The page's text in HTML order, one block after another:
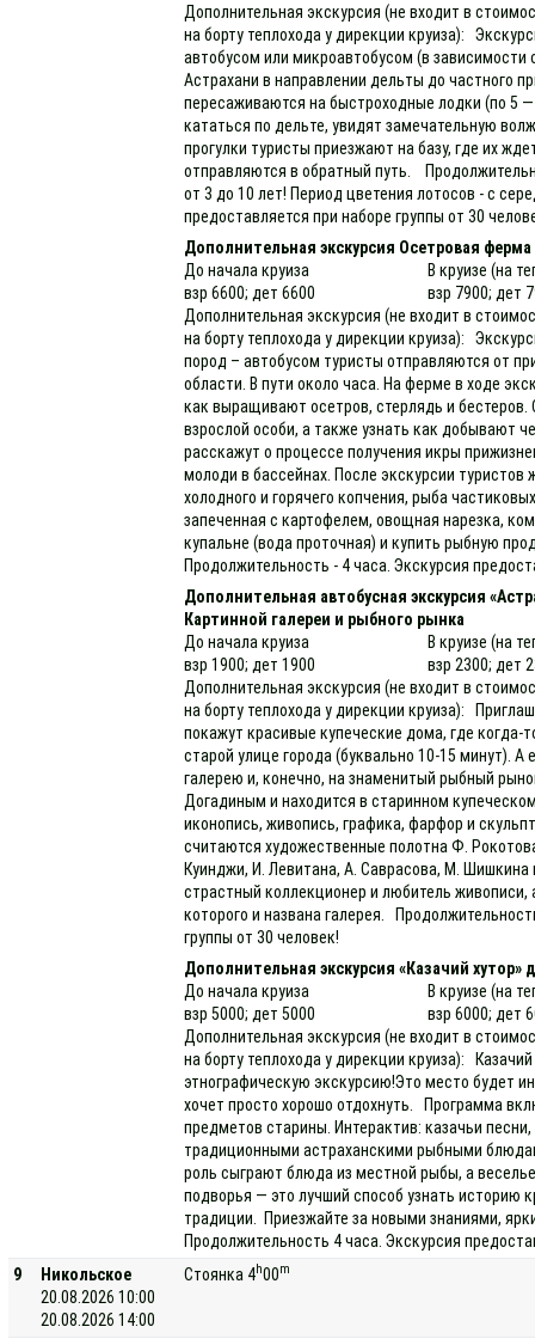
Дополнительная экскурсия (не входит в
на борту теплохода у дирекции круиза):
автобусом или микроавтобусом (в зависимости
Астрахани в направлении дельты до частного
пересаживаются на быстроходные лодки (по 5
кататься по дельте, увидят замечательную
прогулки туристы приезжают на базу, где их
отправляются в обратный путь.
от 3 до 10 лет! Период цветения лотосов - с
предоставляется при наборе группы от 30
Дополнительная экскурсия Осетровая ферма
До начала круиза
взр 6600; дет 6600
В круизе (на
взр 7900; дет
Дополнительная экскурсия (не входит в
на борту теплохода у дирекции круиза):
пород – автобусом туристы отправляются от
области. В пути около часа. На ферме в ходе
как выращивают осетров, стерлядь и
взрослой особи, а также узнать как добывают
расскажут о процессе получения икры
молоди в бассейнах. После экскурсии
холодного и горячего копчения, рыба
запеченная с картофелем, овощная нарезка,
купальне (вода проточная) и купить рыбную
Продолжительность - 4 часа. Экскурсия
Дополнительная автобусная экскурсия
Картинной галереи и рыбного рынка
До начала круиза
взр 1900; дет 1900
В круизе (на
взр 2300; дет
Дополнительная экскурсия (не входит в
на борту теплохода у дирекции круиза):
покажут красивые купеческие дома, где когда-
старой улице города (буквально 10-15 минут).
галерею и, конечно, на знаменитый рыбный
Догадиным и находится в старинном
иконопись, живопись, графика, фарфор и
считаются художественные полотна Ф.
Куинджи, И. Левитана, А. Саврасова, М.
страстный коллекционер и любитель
которого и названа галерея.
группы от 30 человек!
Дополнительная экскурсия «Казачий хутор»
До начала круиза
взр 5000; дет 5000
В круизе (на
взр 6000; дет
Дополнительная экскурсия (не входит в
на борту теплохода у дирекции круиза):
этнографическую экскурсию!Это место будет
хочет просто хорошо отдохнуть. Программа
предметов старины. Интерактив: казачьи
традиционными астраханскими рыбными
роль сыграют блюда из местной рыбы, а
подворья — это лучший способ узнать историю
традиции. Приезжайте за новыми знаниями,
Продолжительность 4 часа. Экскурсия
9
Никольское
20.08.2026 10:00
20.08.2026 14:00
Стоянка 4h00m